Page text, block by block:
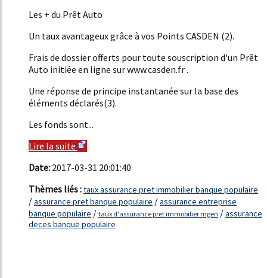
Les + du Prêt Auto
Un taux avantageux grâce à vos Points CASDEN (2).
Frais de dossier offerts pour toute souscription d'un Prêt
Auto initiée en ligne sur www.casden.fr .
Une réponse de principe instantanée sur la base des
éléments déclarés(3).
Les fonds sont...
Lire la suite
Date: 2017-03-31 20:01:40
Thèmes liés :taux assurance pret immobilier banque populaire
/assurance pret banque populaire /assurance entreprise
banque populaire / taux d'assurance pret immobilier mgen /assurance
deces banque populaire